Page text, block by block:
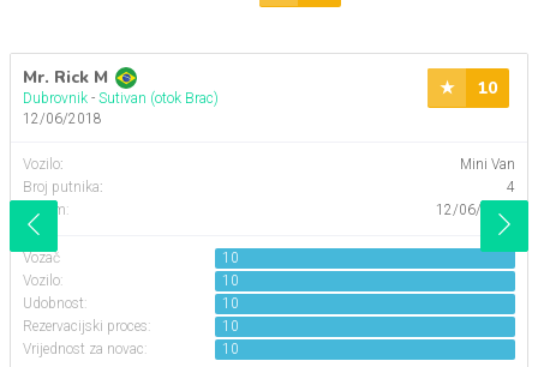
Mr. Rick M
Dubrovnik - Sutivan (otok Brac)
12/06/2018
Vozilo:
Mini Van
Broj putnika:
4
Datum:
12/06/2018
Vozač
10
Vozilo:
10
Udobnost:
10
Rezervacijski proces:
10
Vrijednost za novac:
10
10